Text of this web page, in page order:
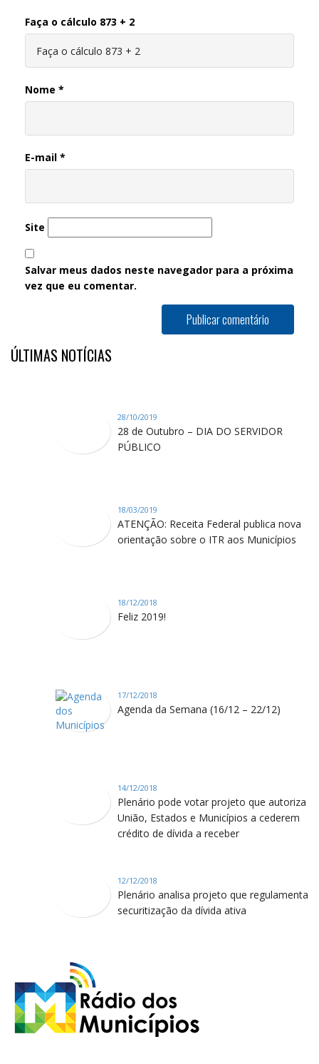
Faça o cálculo 873 + 2
Nome *
E-mail *
Site
Salvar meus dados neste navegador para a próxima
vez que eu comentar.
ÚLTIMAS NOTÍCIAS
28/10/2019
28 de Outubro – DIA DO SERVIDOR
PÚBLICO
18/03/2019
ATENÇÃO: Receita Federal publica nova
orientação sobre o ITR aos Municípios
18/12/2018
Feliz 2019!
17/12/2018
Agenda da Semana (16/12 – 22/12)
14/12/2018
Plenário pode votar projeto que autoriza
União, Estados e Municípios a cederem
crédito de dívida a receber
12/12/2018
Plenário analisa projeto que regulamenta
securitização da dívida ativa